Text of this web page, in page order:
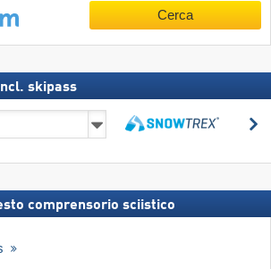
Cerca
skipass
comprensorio sciistico